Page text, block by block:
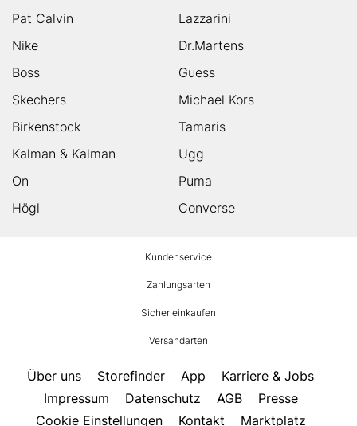
Pat Calvin
Lazzarini
Nike
Dr.Martens
Boss
Guess
Skechers
Michael Kors
Birkenstock
Tamaris
Kalman & Kalman
Ugg
On
Puma
Högl
Converse
Kundenservice
Zahlungsarten
Sicher einkaufen
Versandarten
Über uns Storefinder App
Karriere & Jobs
Impressum
Datenschutz AGB
Presse
Cookie Einstellungen
Kontakt Marktplatz